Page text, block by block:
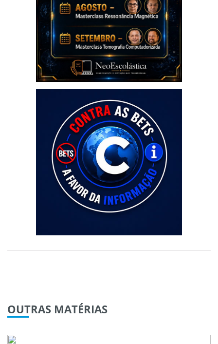
OUTRAS MATÉRIAS